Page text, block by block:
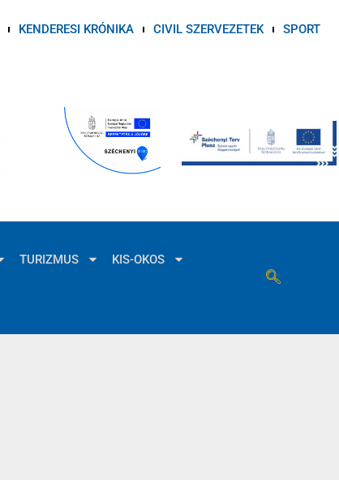
KENDERESI KRÓNIKA CIVIL SZERVEZETEK SPORT
TURIZMUS KIS-OKOS